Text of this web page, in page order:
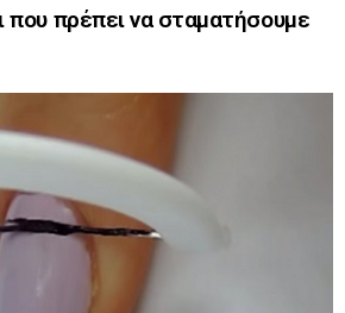
που πρέπει να σταματήσουμε